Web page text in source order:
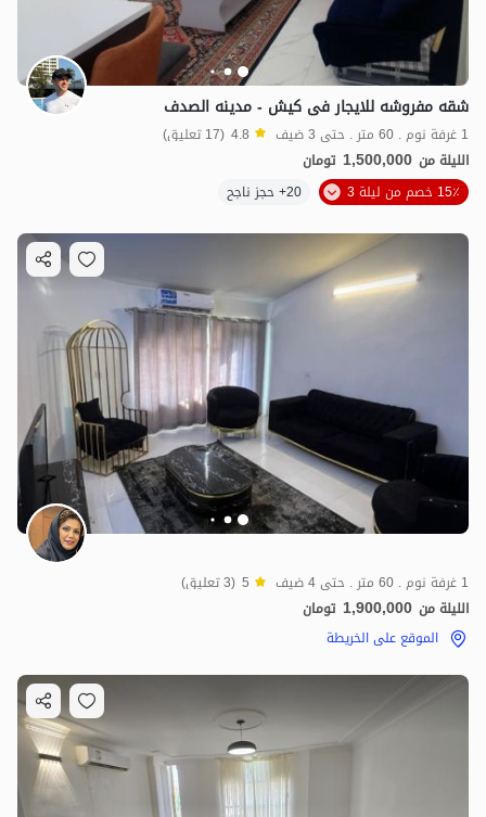
شقه مفروشه للایجار فی کیش - مدینه الصدف
1 غرفة نوم . 60 متر . حتى 3 ضيف 4.8 (17 تعليق)
الليلة من 1,500,000 تومان
15٪ خصم من ليلة 3
20+ حجز ناجح
1 غرفة نوم . 60 متر . حتى 4 ضيف 5 (3 تعليق)
الليلة من 1,900,000 تومان
الموقع على الخريطة